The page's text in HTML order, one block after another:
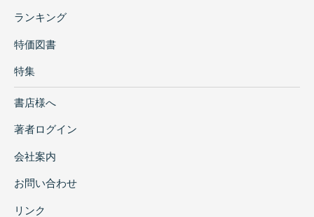
ランキング
特価図書
特集
書店様へ
著者ログイン
会社案内
お問い合わせ
リンク